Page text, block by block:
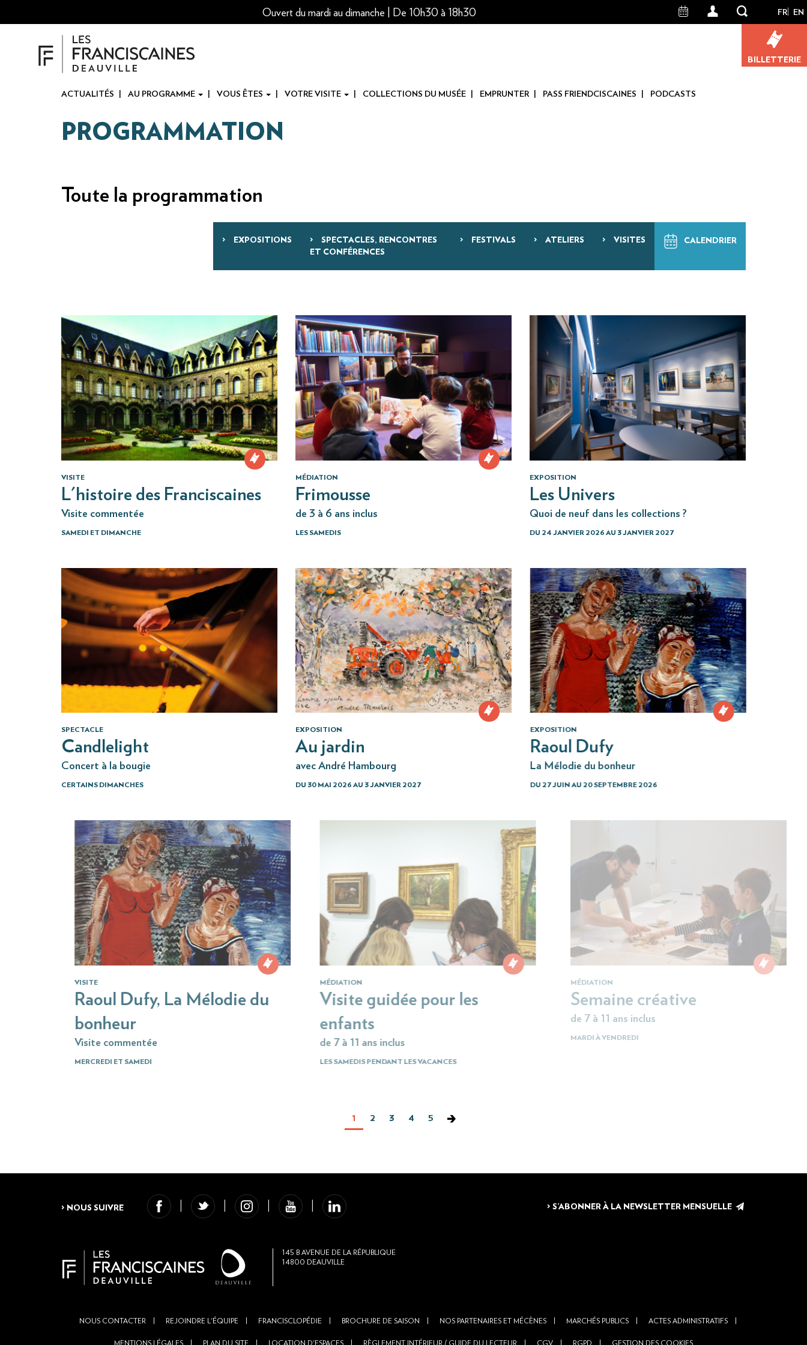
Ouvert du mardi au dimanche | De 10h30 à 18h30
User
menu
FR EN
BILLETTERIE
ACTUALITÉS AU PROGRAMME VOUS ÊTES VOTRE VISITE COLLECTIONS DU MUSÉE EMPRUNTER PASS FRIENDCISCAINES PODCASTS
PROGRAMMATION
Toute la programmation
EXPOSITIONS
SPECTACLES, RENCONTRES
ET CONFÉRENCES
FESTIVALS ATELIERS VISITES CALENDRIER
VISITE
L'histoire des Franciscaines
Visite commentée
SAMEDI ET DIMANCHE
MÉDIATION
Frimousse
de 3 à 6 ans inclus
LES SAMEDIS
EXPOSITION
Les Univers
Quoi de neuf dans les collections ?
DU 24 JANVIER 2026 AU 3 JANVIER 2027
SPECTACLE
Candlelight
Concert à la bougie
CERTAINS DIMANCHES
EXPOSITION
Au jardin
avec André Hambourg
DU 30 MAI 2026 AU 3 JANVIER 2027
EXPOSITION
Raoul Dufy
La Mélodie du bonheur
DU 27 JUIN AU 20 SEPTEMBRE 2026
VISITE
Raoul Dufy, La Mélodie du
bonheur
Visite commentée
MERCREDI ET SAMEDI
MÉDIATION
Visite guidée pour les
enfants
de 7 à 11 ans inclus
LES SAMEDIS PENDANT LES VACANCES
MÉDIATION
Semaine créative
de 7 à 11 ans inclus
MARDI À VENDREDI
Page
courante
1 Page
2 Page
3 Page
4 Page
5
> NOUS SUIVRE > S’ABONNER À LA NEWSLETTER MENSUELLE
145 B AVENUE DE LA RÉPUBLIQUE
14800 DEAUVILLE
NOUS CONTACTER REJOINDRE L'ÉQUIPE FRANCISCLOPÉDIE BROCHURE DE SAISON NOS PARTENAIRES ET MÉCÈNES MARCHÉS PUBLICS ACTES ADMINISTRATIFS
MENTIONS LÉGALES PLAN DU SITE LOCATION D'ESPACES RÈGLEMENT INTÉRIEUR / GUIDE DU LECTEUR CGV RGPD GESTION DES COOKIES